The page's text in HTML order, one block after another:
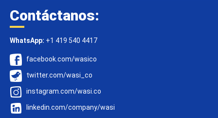
Contáctanos:
WhatsApp: +1 419 540 4417
facebook.com/wasico
twitter.com/wasi_co
instagram.com/wasi.co
linkedin.com/company/wasi